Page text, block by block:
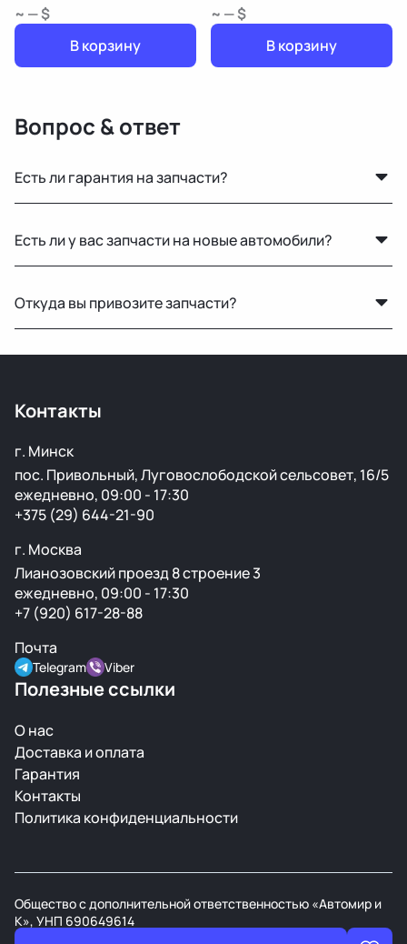
~ — $
В корзину
~ — $
В корзину
Вопрос & ответ
Есть ли гарантия на запчасти?
установку. Если деталь не подошла или имеет
скрытый дефект — заменим или вернём деньги.
Есть ли у вас запчасти на новые автомобили?
запчастях для машин с пробегом.
Откуда вы привозите запчасти?
подготовку перед продажей.
Контакты
г. Минск
пос. Привольный, Луговослободской сельсовет, 16/5
ежедневно, 09:00 - 17:30
+375 (29) 644-21-90
г. Москва
Лианозовский проезд 8 строение 3
ежедневно, 09:00 - 17:30
+7 (920) 617-28-88
Почта
Telegram Viber
Полезные ссылки
О нас
Доставка и оплата
Гарантия
Контакты
Политика конфиденциальности
Общество с дополнительной ответственностью «Автомир и
К», УНП 690649614
В торговом реестре РБ с 21 марта 2008г.